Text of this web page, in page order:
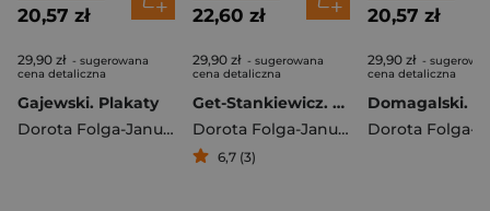
20,57 zł
29,90 zł - sugerowana
cena detaliczna
Gajewski. Plakaty
Dorota Folga-Januszewska
22,60 zł
29,90 zł - sugerowana
cena detaliczna
Get-Stankiewicz. Plakaty
Dorota Folga-Januszewska
6,7 (3)
20,57 zł
29,90 zł -
cena detaliczna